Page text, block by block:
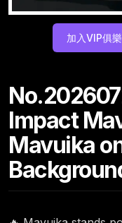
加入VIP俱
Impact
Mavuika